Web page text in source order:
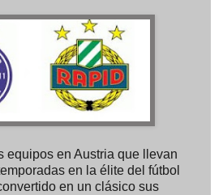
equipos en Austria que llevan
en la élite del fútbol
en un clásico sus